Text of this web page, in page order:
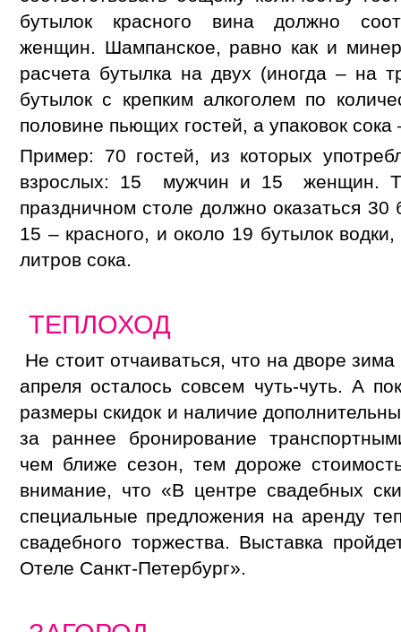
бутылок красного вина должно
женщин. Шампанское, равно как и
расчета бутылка на двух (иногда – на
бутылок с крепким алкоголем по
половине пьющих гостей, а упаковок
Пример: 70 гостей, из которых
взрослых: 15 мужчин и 15 женщин.
праздничном столе должно оказаться 30
15 – красного, и около 19 бутылок
литров сока.
ТЕПЛОХОД
Не стоит отчаиваться, что на дворе
апреля осталось совсем чуть-чуть. А
размеры скидок и наличие
за раннее бронирование
чем ближе сезон, тем дороже
внимание, что «В центре свадебных
специальные предложения на аренду
свадебного торжества. Выставка
Отеле Санкт-Петербург».